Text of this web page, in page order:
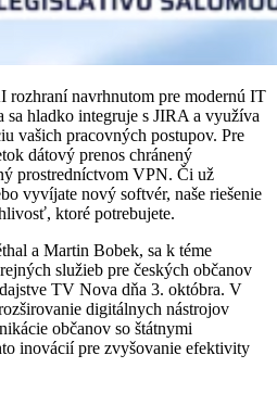
rozhraní navrhnutom pre modernú IT
sa hladko integruje s JIRA a využíva
vašich pracovných postupov. Pre
dátový prenos chránený
prostredníctvom VPN. Či už
vyvíjate nový softvér, naše riešenie
ktoré potrebujete.
a Martin Bobek, sa k téme
služieb pre českých občanov
TV Nova dňa 3. októbra. V
digitálnych nástrojov
občanov so štátnymi
inovácií pre zvyšovanie efektivity